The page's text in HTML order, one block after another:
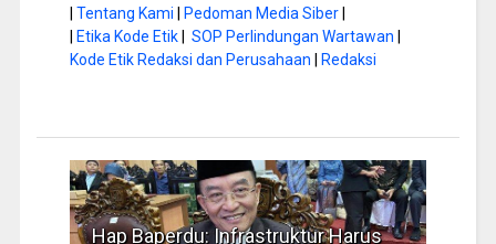
Tentang Kami Pedoman Media Siber|
Etika Kode Etik| SOP Perlindungan Wartawan
Kode Etik Redaksi dan Perusahaan
Redaksi
Hap Baperdu: Infrastruktur Harus